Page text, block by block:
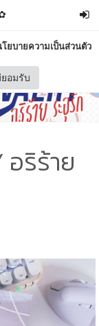
ยบายความเป็นส่วนตัว
อมรับ
อริร้าย